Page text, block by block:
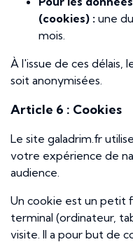
(cookies) : une
mois.
À l'issue de ces délais,
soit anonymisées.
Article 6 : Cookies
Le site galadrim.fr
votre expérience de
audience.
Un cookie est un petit
terminal (ordinateur,
visite. Il a pour but de